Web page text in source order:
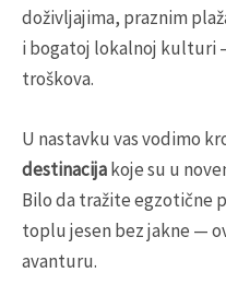
doživljajima, praznim
i bogatoj lokalnoj kulturi
troškova.
U nastavku vas vodimo
destinacijakoje su u
Bilo da tražite egzotične
toplu jesen bez jakne —
avanturu.